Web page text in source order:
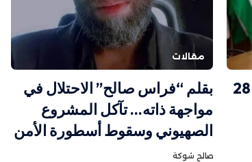
كتبت وصال أبو عليا : انتخابات 28
مقالات
بقلم “فراس صالح” الاحتلال في
مواجهة ذاته… تآكل المشروع
الصهيوني وسقوط أسطورة الأمن
صالح شوكة